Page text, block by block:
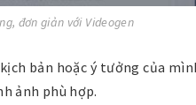
đơn giản với Videogen
bản hoặc ý tưởng của
ảnh phù hợp.